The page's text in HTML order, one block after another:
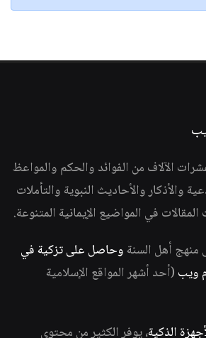
الآلاف من الفوائد والحكم والمواعظ
والأذكار والأحاديث النبوية والتأملات
المقالات في المواضيع الإيمانية المتنوعة.
منهج أهل السنة وحاصل على تزكية في
ويب (أحد أشهر المواقع الإسلامية
الذكية، يوفر الكثير من محتوى